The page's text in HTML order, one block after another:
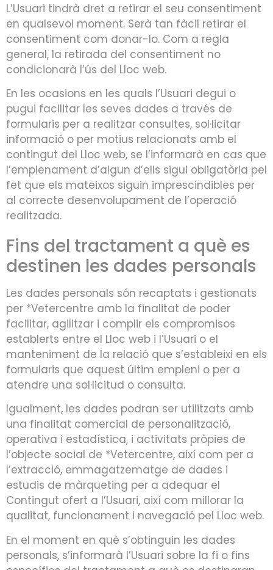
L’Usuari tindrà dret a retirar el seu consentiment
en qualsevol moment. Serà tan fàcil retirar el
consentiment com donar-lo. Com a regla
general, la retirada del consentiment no
condicionarà l’ús del Lloc web.
En les ocasions en les quals l’Usuari degui o
pugui facilitar les seves dades a través de
formularis per a realitzar consultes, sol·licitar
informació o per motius relacionats amb el
contingut del Lloc web, se l’informarà en cas que
l’emplenament d’algun d’ells sigui obligatòria pel
fet que els mateixos siguin imprescindibles per
al correcte desenvolupament de l’operació
realitzada.
Fins del tractament a què es
destinen les dades personals
Les dades personals són recaptats i gestionats
per *Vetercentre amb la finalitat de poder
facilitar, agilitzar i complir els compromisos
establerts entre el Lloc web i l’Usuari o el
manteniment de la relació que s’estableixi en els
formularis que aquest últim empleni o per a
atendre una sol·licitud o consulta.
Igualment, les dades podran ser utilitzats amb
una finalitat comercial de personalització,
operativa i estadística, i activitats pròpies de
l’objecte social de *Vetercentre, així com per a
l’extracció, emmagatzematge de dades i
estudis de màrqueting per a adequar el
Contingut ofert a l’Usuari, així com millorar la
qualitat, funcionament i navegació pel Lloc web.
En el moment en què s’obtinguin les dades
personals, s’informarà l’Usuari sobre la fi o fins